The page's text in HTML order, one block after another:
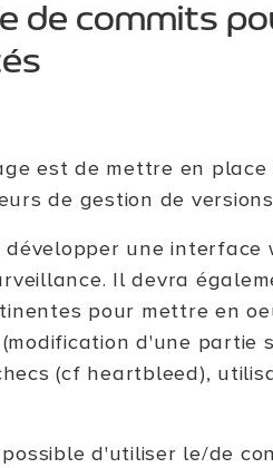
de commits
est de mettre en
de gestion de
développer une
Il devra
pour mettre en
d'une partie
(cf heartbleed),
d'utiliser le/de